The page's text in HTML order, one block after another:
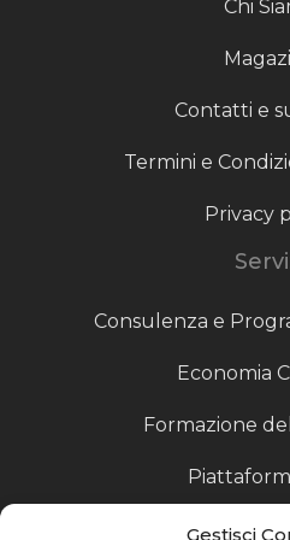
Gestisci
Chi
Contatti e
Termini e
Privacy
Consulenza e
Economia
Formazione
Scouting